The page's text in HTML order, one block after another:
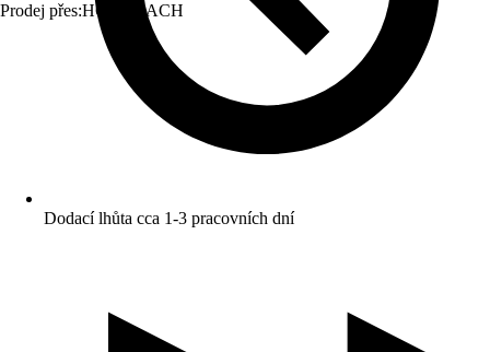
Prodej přes:HORNBACH
Dodací lhůta cca 1-3 pracovních dní